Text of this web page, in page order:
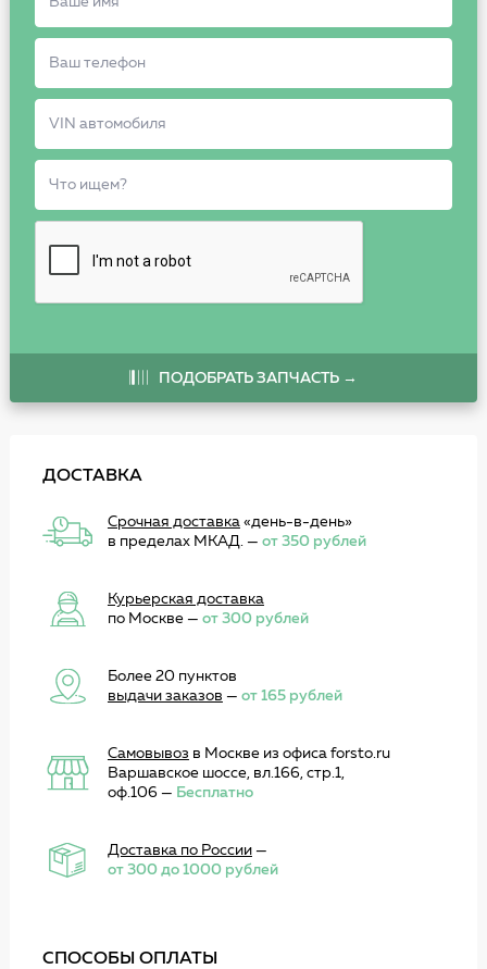
ПОДОБРАТЬ ЗАПЧАСТЬ →
ДОСТАВКА
Срочная доставка«день-в-день»
в пределах МКАД. — от 350 рублей
Курьерская доставка
по Москве — от 300 рублей
Более 20 пунктов
выдачи заказов — от 165 рублей
Самовывоз в Москве из офиса forsto.ru
Варшавское шоссе, вл.166, стр.1,
оф.106 — Бесплатно
Доставка по России—
от 300 до 1000 рублей
СПОСОБЫ ОПЛАТЫ